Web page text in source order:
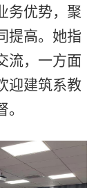
务优势，聚
提高。她指
流，一方面
迎建筑系教